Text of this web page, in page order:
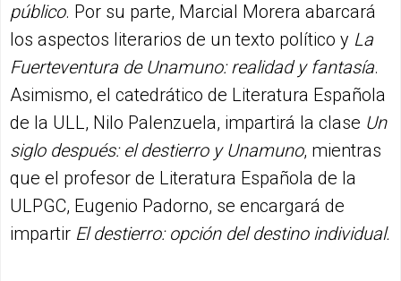
público. Por su parte, Marcial Morera abarcará
los aspectos literarios de un texto político y La
Fuerteventura de Unamuno: realidad y fantasía.
Asimismo, el catedrático de Literatura Española
de la ULL, Nilo Palenzuela, impartirá la clase Un
siglo después: el destierro y Unamuno, mientras
que el profesor de Literatura Española de la
ULPGC, Eugenio Padorno, se encargará de
impartir El destierro: opción del destino individual.